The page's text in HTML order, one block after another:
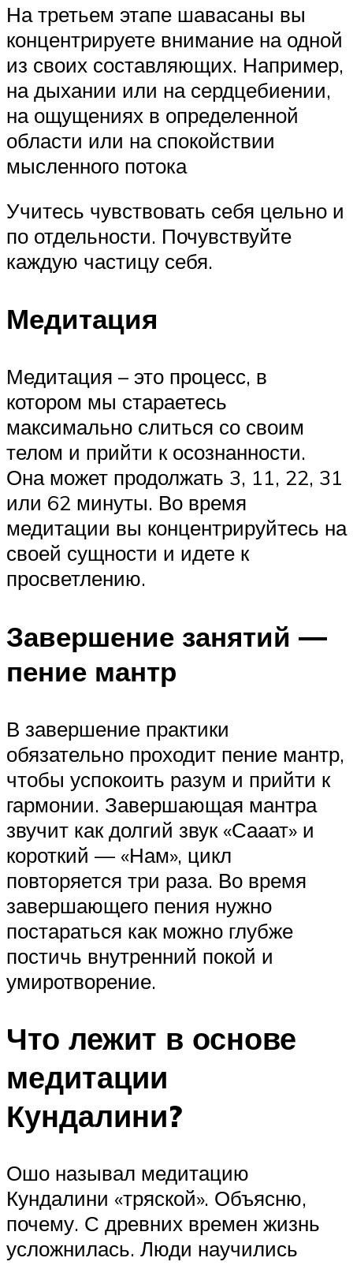
На третьем этапе шавасаны вы
концентрируете внимание на одной
из своих составляющих. Например,
на дыхании или на сердцебиении,
на ощущениях в определенной
области или на спокойствии
мысленного потока
Учитесь чувствовать себя цельно и
по отдельности. Почувствуйте
каждую частицу себя.
Медитация
Медитация – это процесс, в
котором мы стараетесь
максимально слиться со своим
телом и прийти к осознанности.
Она может продолжать 3, 11, 22, 31
или 62 минуты. Во время
медитации вы концентрируйтесь на
своей сущности и идете к
просветлению.
Завершение занятий —
пение мантр
В завершение практики
обязательно проходит пение мантр,
чтобы успокоить разум и прийти к
гармонии. Завершающая мантра
звучит как долгий звук «Сааат» и
короткий — «Нам», цикл
повторяется три раза. Во время
завершающего пения нужно
постараться как можно глубже
постичь внутренний покой и
умиротворение.
Что лежит в основе
медитации
Кундалини?
Ошо называл медитацию
Кундалини «тряской». Объясню,
почему. С древних времен жизнь
усложнилась. Люди научились